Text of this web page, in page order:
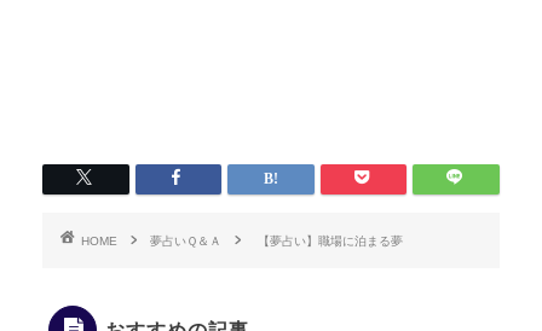
HOME 夢占いＱ＆Ａ 【夢占い】職場に泊まる夢